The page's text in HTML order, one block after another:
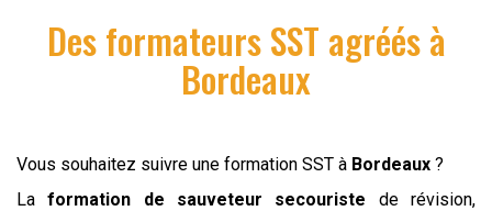
Des formateurs SST agréés à
Bordeaux
Vous souhaitez suivre une formation SST à Bordeaux ?
Laformation de sauveteur secouriste de révision,